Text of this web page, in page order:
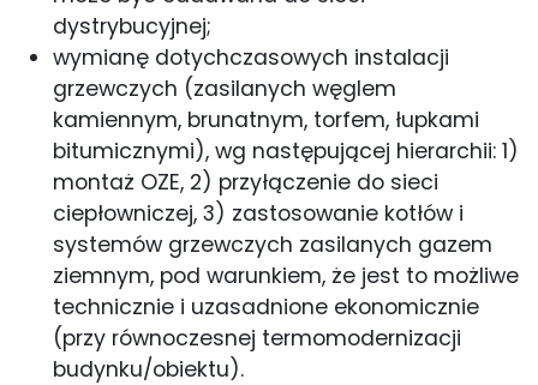
dystrybucyjnej;
wymianę dotychczasowych instalacji
grzewczych (zasilanych węglem
kamiennym, brunatnym, torfem, łupkami
bitumicznymi), wg następującej hierarchii: 1)
montaż OZE, 2) przyłączenie do sieci
ciepłowniczej, 3) zastosowanie kotłów i
systemów grzewczych zasilanych gazem
ziemnym, pod warunkiem, że jest to możliwe
technicznie i uzasadnione ekonomicznie
(przy równoczesnej termomodernizacji
budynku/obiektu).